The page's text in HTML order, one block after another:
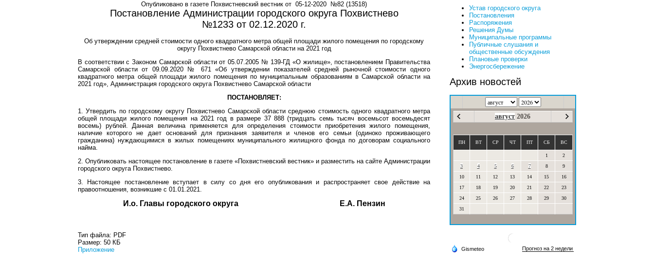
Опубликовано в газете Похвистневский вестник от 05-12-2020 №82 (13518)
Постановление Администрации городского округа Похвистнево
№1233 от 02.12.2020 г.
Об утверждении средней стоимости одного квадратного метра общей площади жилого помещения по городскому
округу Похвистнево Самарской области на 2021 год
В соответствии с Законом Самарской области от 05.07.2005 № 139-ГД «О жилище», постановлением Правительства
Самарской области от 09.09.2020 № 671 «Об утверждении показателей средней рыночной стоимости одного
квадратного метра общей площади жилого помещения по муниципальным образованиям в Самарской области на
2021 год», Администрация городского округа Похвистнево Самарской области
ПОСТАНОВЛЯЕТ:
1. Утвердить по городскому округу Похвистнево Самарской области среднюю стоимость одного квадратного метра
общей площади жилого помещения на 2021 год в размере 37 888 (тридцать семь тысяч восемьсот восемьдесят
восемь) рублей. Данная величина применяется для определения стоимости приобретения жилого помещения,
наличие которого не дает оснований для признания заявителя и членов его семьи (одиноко проживающего
гражданина) нуждающимися в жилых помещениях муниципального жилищного фонда по договорам социального
найма.
2. Опубликовать настоящее постановление в газете «Похвистневский вестник» и разместить на сайте Администрации
городского округа Похвистнево.
3. Настоящее постановление вступает в силу со дня его опубликования и распространяет свое действие на
правоотношения, возникшие с 01.01.2021.
И.о. Главы городского округа Е.А. Пензин
Тип файла: PDF
Размер: 50 КБ
Приложение
Устав городского округа
Постановления
Распоряжения
Решения Думы
Муниципальные программы
Публичные слушания и
общественные обсуждения
Плановые проверки
Энергосбережение
Архив новостей
август 2026
ПН ВТ СР ЧТ ПТ СБ ВС
1
2
3
4 5 6 7 8
9
10
11 12 13 14 15
16
17
18 19 20 21 22
23
24
25 26 27 28 29
30
31